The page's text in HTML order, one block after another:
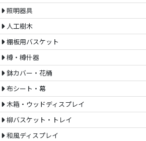
照明器具
人工樹木
棚板用バスケット
樽・樽什器
鉢カバー・花桶
布シート・幕
木箱・ウッドディスプレイ
柳バスケット・トレイ
和風ディスプレイ